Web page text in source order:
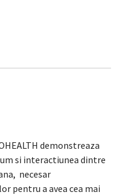
demonstreaza
si interactiunea dintre
necesar
pentru a avea cea mai